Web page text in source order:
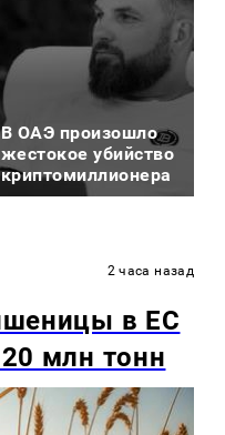
В ОАЭ произошло
жестокое убийство
криптомиллионера
2 часа назад
в ЕС
млн тонн